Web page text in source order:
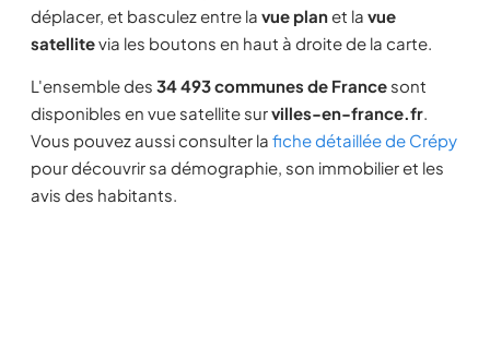
déplacer, et basculez entre la vue planet la vue
satellitevia les boutons en haut à droite de la carte.
L'ensemble des 34 493 communes de France sont
disponibles en vue satellite survilles-en-france.fr.
Vous pouvez aussi consulter la fiche détaillée de Crépy
pour découvrir sa démographie, son immobilier et les
avis des habitants.